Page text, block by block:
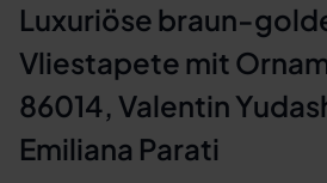
Luxuriöse braun-
Vliestapete mit
86014, Valentin
Emiliana Parati